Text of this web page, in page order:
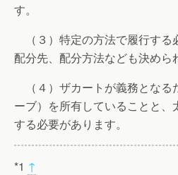
す。
（３）特定の方法で履行する
配分先、配分方法なども決めら
（４）ザカートが義務となる
ーブ）を所有していることと、
する必要があります。
*1 ↑